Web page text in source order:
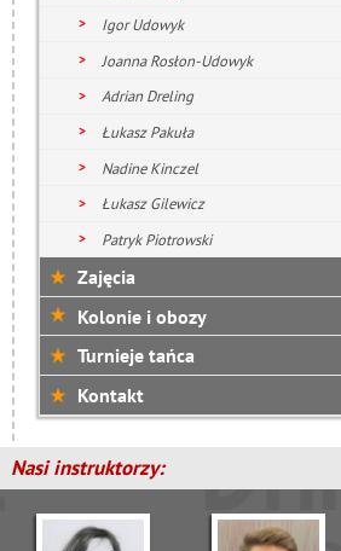
Igor Udowyk
Joanna Rosłon-Udowyk
Adrian Dreling
Łukasz Pakuła
Nadine Kinczel
Łukasz Gilewicz
Patryk Piotrowski
Zajęcia
Kolonie i obozy
Turnieje tańca
Kontakt
Nasi instruktorzy: